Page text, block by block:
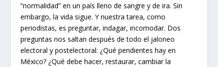
“normalidad” en un país lleno de sangre y de ira. Sin
embargo, la vida sigue. Y nuestra tarea, como
periodistas, es preguntar, indagar, incomodar. Dos
preguntas nos saltan después de todo el jaloneo
electoral y postelectoral: ¿Qué pendientes hay en
México? ¿Qué debe hacer, restaurar, cambiar la